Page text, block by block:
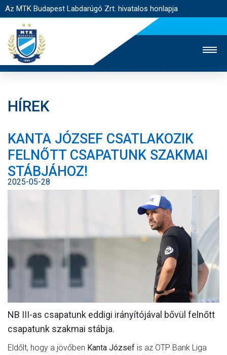
Az MTK Budapest Labdarúgó Zrt. hivatalos honlapja
JEGYÉRTÉKESÍTÉS
WEBSHOP
STADION
EGYESÜLET
KAPCSOLAT
NYITÓLAP
SZURKOLÓI ÉLMÉNYEK
AKKREDITÁCIÓ
HÍREK
KANTA JÓZSEF CSATLAKOZIK
FELNŐTT CSAPATUNK SZAKMAI
STÁBJÁHOZ!
2025-05-28
NB III-as csapatunk eddigi irányítójával bővül felnőtt
csapatunk szakmai stábja.
Eldőlt, hogy a jövőben Kanta József is az OTP Bank Liga